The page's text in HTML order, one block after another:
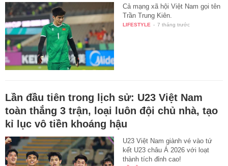
Cả mạng xã hội Việt Nam gọi tên
Trần Trung Kiên.
LIFESTYLE - 7 tháng trước
Lần đầu tiên trong lịch sử: U23 Việt Nam
toàn thắng 3 trận, loại luôn đội chủ nhà, tạo
kỉ lục vô tiền khoáng hậu
U23 Việt Nam giành vé vào tứ
kết U23 châu Á 2026 với loạt
thành tích đỉnh cao!